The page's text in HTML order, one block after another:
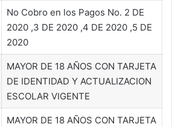
No Cobro en los Pagos No. 2 DE
2020 ,3 DE 2020 ,4 DE 2020 ,5 DE
2020
MAYOR DE 18 AÑOS CON TARJETA
DE IDENTIDAD Y ACTUALIZACION
ESCOLAR VIGENTE
MAYOR DE 18 AÑOS CON TARJETA